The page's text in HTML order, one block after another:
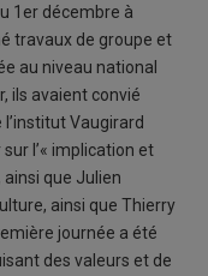
1er décembre à
travaux de groupe et
au niveau national
ils avaient convié
Vaugirard
l’« implication et
que Julien
ainsi que Thierry
journée a été
des valeurs et de